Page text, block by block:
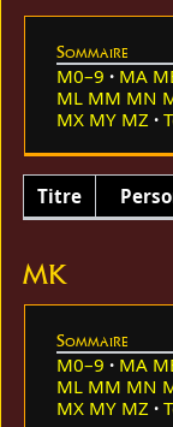
Sommaire
M0–9 MA
ML MM MN
MX MY MZ
Titre
MK
Sommaire
M0–9 MA
ML MM MN
MX MY MZ